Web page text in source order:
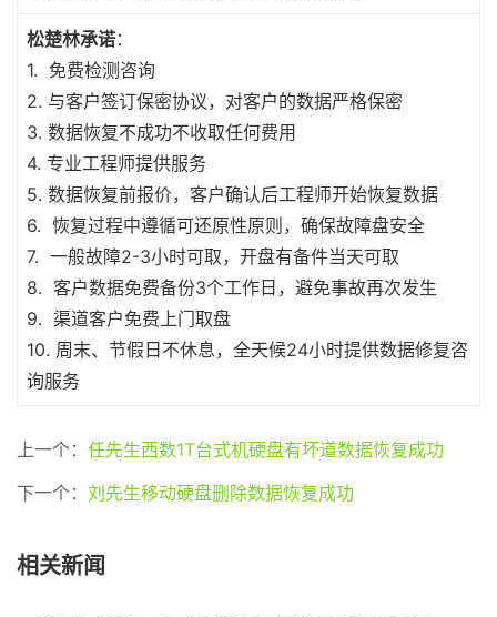
松楚林承诺：
1. 免费检测咨询
2. 与客户签订保密协议，对客户的数据严格保密
3. 数据恢复不成功不收取任何费用
4. 专业工程师提供服务
5. 数据恢复前报价，客户确认后工程师开始恢复数据
6. 恢复过程中遵循可还原性原则，确保故障盘安全
7. 一般故障2-3小时可取，开盘有备件当天可取
8. 客户数据免费备份3个工作日，避免事故再次发生
9. 渠道客户免费上门取盘
10. 周末、节假日不休息，全天候24小时提供数据修复咨
询服务
上一个： 任先生西数1T台式机硬盘有坏道数据恢复成功
下一个： 刘先生移动硬盘删除数据恢复成功
相关新闻